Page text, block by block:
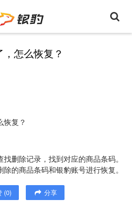
怎么恢复？
恢复？
删除记录，找到对应的商品条码。
的商品条码和银豹账号进行恢复。
(0) 分享